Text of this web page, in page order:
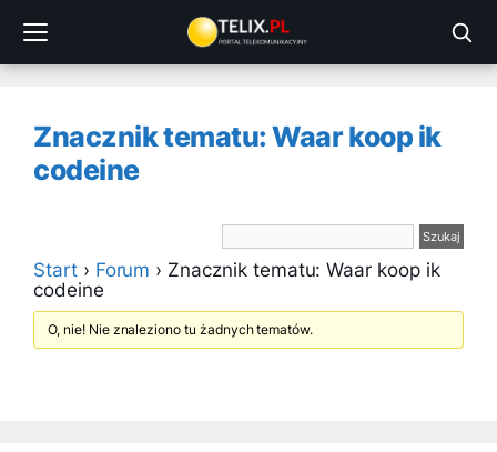
treści
Znacznik tematu: Waar koop ik
codeine
Start › Forum › Znacznik tematu: Waar koop ik
codeine
O, nie! Nie znaleziono tu żadnych tematów.